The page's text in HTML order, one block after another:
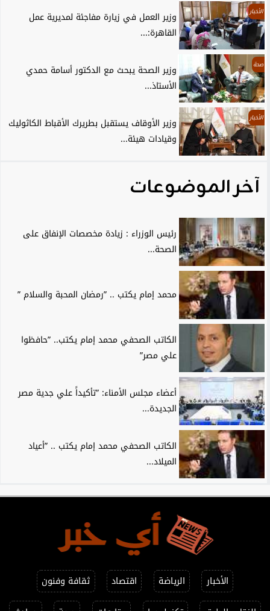
الأخبار
وزير العمل في زيارة مفاجئة لمديرية عمل
القاهرة:...
صحة
وزير الصحة يبحث مع الدكتور أسامة حمدي
الأستاذ...
الأخبار
وزير الأوقاف يستقبل بطريرك الأقباط الكاثوليك
وقيادات هيئة...
آخر الموضوعات
رئيس الوزراء : زيادة مخصصات الإنفاق على
الصحة...
محمد إمام يكتب .. ”رمضان المحبة والسلام ”
الكاتب الصحفي محمد إمام يكتب.. ”حافظوا
علي مصر”
أعضاء مجلس الأمناء: ”تأكيداً علي جدية مصر
الجديدة...
الكاتب الصحفي محمد إمام يكتب .. ”أعياد
الميلاد...
الأخبار الرياضة اقتصاد
ثقافة وفنون